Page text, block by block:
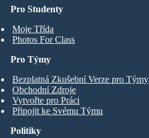
Pro Studenty
Moje Třída
Photos For Class
Pro Týmy
Bezplatná Zkušební Verze pro Týmy
Obchodní Zdroje
Vytvořte pro Práci
Připojit ke Svému Týmu
Politiky